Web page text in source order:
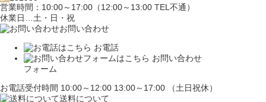
営業時間：10:00～17:00（12:00～13:00 TEL不通）
休業日…土・日・祝
お問い合わせ
お電話
お問い合わせ
フォーム
お電話受付時間 10:00～12:00 13:00～17:00 （土日祝休）
送料について